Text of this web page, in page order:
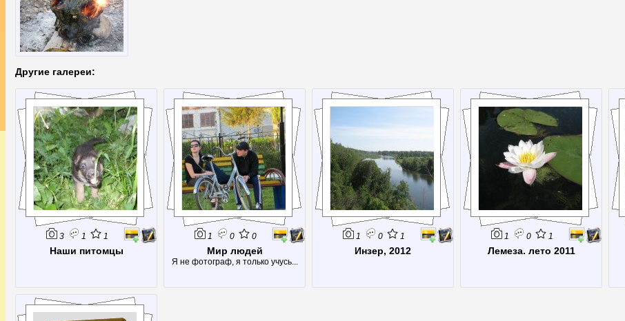
Другие галереи:
3 1 1
Наши питомцы
1 0 0
Мир людей
Я не фотограф, я только учусь...
1 0 1
Инзер, 2012
1 0 1
Лемеза. лето 2011